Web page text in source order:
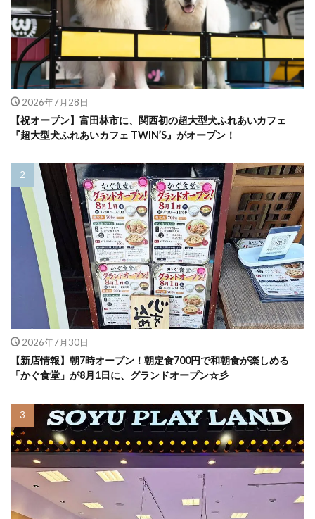
2026年7月28日
【祝オープン】富田林市に、関西初の超大型犬ふれあいカフェ
『超大型犬ふれあいカフェ TWIN’S』がオープン！
2026年7月30日
【新店情報】朝7時オープン！朝定食700円で和朝食が楽しめる
「かぐ食堂」が8月1日に、グランドオープン☆彡